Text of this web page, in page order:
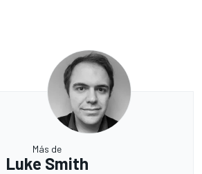
Más de
Luke Smith